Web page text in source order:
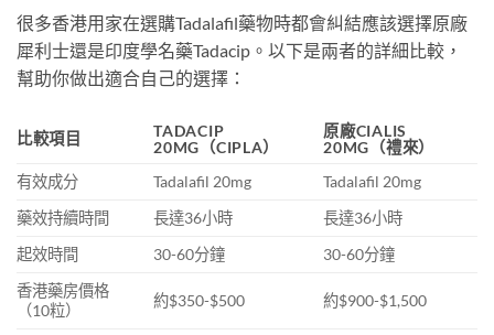
很多香港用家在選購Tadalafil藥物時都會糾結應該選擇原廠
犀利士還是印度學名藥Tadacip。以下是兩者的詳細比較，
幫助你做出適合自己的選擇：
比較項目
TADACIP
20MG（CIPLA）
原廠CIALIS
20MG（禮來）
有效成分
Tadalafil 20mg
Tadalafil 20mg
藥效持續時間
長達36小時
長達36小時
起效時間
30-60分鐘
30-60分鐘
香港藥房價格
（10粒）
約$350-$500 約$900-$1,500